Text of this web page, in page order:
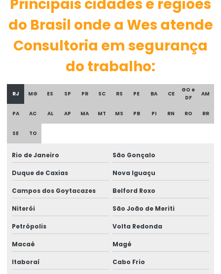
Assistência técnica para ação revisional
Assistência técnica de ergonomia
Assistência técnica médica
Assistência técnica e médica em perícia judicial
Assistencia técnica perícia trabalhista
Assistência técnica pericial
Assistência técnica para perícias de insalubridade e
periculosidade
Assistência técnica em perícias judiciais
Assistente técnico em ergonomia
Assistente técnico médico
Principais cidades e regiões
do Brasil onde a Wes atende
Consultoria em segurança
do trabalho:
RJ MG ES SP PR SC RS PE BA CE
GO e
DF
AM
PA AC AL AP MA MT MS PB PI RN RO RR
SE TO
Rio de Janeiro São Gonçalo
Duque de Caxias Nova Iguaçu
Campos dos Goytacazes Belford Roxo
Niterói São João de Meriti
Petrópolis Volta Redonda
Macaé Magé
Itaboraí Cabo Frio